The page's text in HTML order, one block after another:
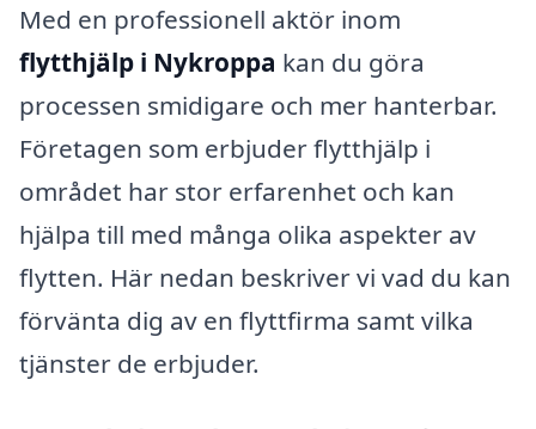
Med en professionell aktör inom
flytthjälp i Nykroppa kan du göra
processen smidigare och mer hanterbar.
Företagen som erbjuder flytthjälp i
området har stor erfarenhet och kan
hjälpa till med många olika aspekter av
flytten. Här nedan beskriver vi vad du kan
förvänta dig av en flyttfirma samt vilka
tjänster de erbjuder.